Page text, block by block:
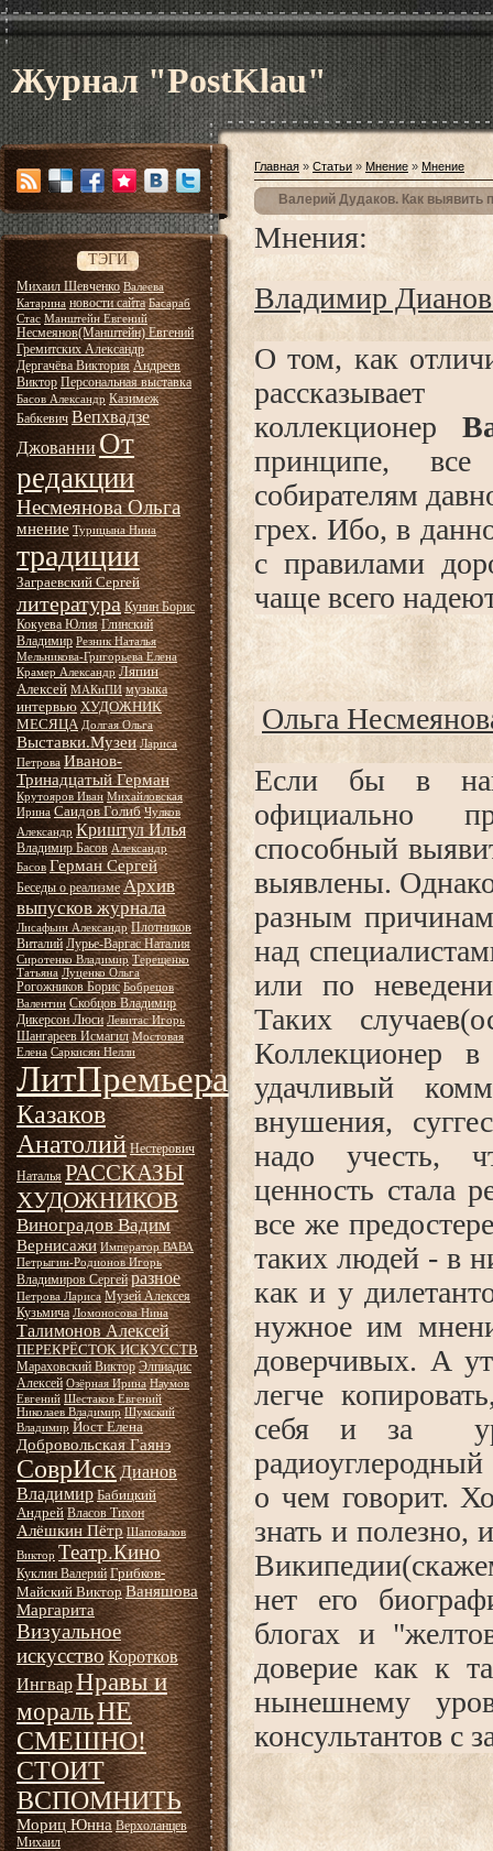
Журнал "PostKlau"
ТЭГИ
Михаил Шевченко Валеева
Катарина новости сайта Басараб
Стас Манштейн Евгений
Несмеянов(Манштейн) Евгений
Гремитских Александр
Дергачёва Виктория Андреев
Виктор Персональная выставка
Басов Александр Казимеж
Бабкевич Вепхвадзе
Джованни От
редакции
Несмеянова Ольга
мнение Турицына Нина
традиции
Заграевский Сергей
литература Кунин Борис
Кокуева Юлия Глинский
Владимир Резник Наталья
Мельникова-Григорьева Елена
Крамер Александр Ляпин
Алексей МАКиПИ музыка
интервью ХУДОЖНИК
МЕСЯЦА Долгая Ольга
Выставки.Музеи Лариса
Петрова Иванов-
Тринадцатый Герман
Крутояров Иван Михайловская
Ирина Саидов Голиб Чулков
Александр Криштул Илья
Владимир Басов Александр
Басов Герман Сергей
Беседы о реализме Архив
выпусков журнала
Лисафьин Александр Плотников
Виталий Лурье-Варгас Наталия
Сиротенко Владимир Терещенко
Татьяна Луценко Ольга
Рогожников Борис Бобрецов
Валентин Скобцов Владимир
Дикерсон Люси Левитас Игорь
Шангареев Исмагил Мостовая
Елена Саркисян Нелли
ЛитПремьера
Казаков
Анатолий Нестерович
Наталья РАССКАЗЫ
ХУДОЖНИКОВ
Виноградов Вадим
Вернисажи Император ВАВА
Петрыгин-Родионов Игорь
Владимиров Сергей разное
Петрова Лариса Музей Алексея
Кузьмича Ломоносова Нина
Талимонов Алексей
ПЕРЕКРЁСТОК ИСКУССТВ
Мараховский Виктор Элпиадис
Алексей Озёрная Ирина Наумов
Евгений Шестаков Евгений
Николаев Владимир Шумский
Владимир Йост Елена
Добровольская Гаянэ
СоврИскДианов
Владимир Бабицкий
Андрей Власов Тихон
Алёшкин Пётр Шаповалов
Виктор Театр.Кино
Куклин Валерий Грибков-
Майский Виктор Ваняшова
Маргарита
Визуальное
искусствоКоротков
ИнгварНравы и
моральНЕ
СМЕШНО!
СТОИТ
ВСПОМНИТЬ
Мориц Юнна Верхоланцев
Михаил
Главная » Статьи » Мнение » Мнение
Валерий Дудаков. Как выявить
Мнения:
Владимир
О том, как
коллекционер
принципе,
собирателям
грех. Ибо, в
с правилами
чаще всего
Ольга
Если бы в
официально
способный
выявлены.
разным
над
или по
Таких
Коллекционер
удачливый
внушения,
надо учесть,
ценность стала
все же
таких людей - в
как и у
нужное им
доверчивых. А
легче
себя и за
о чем говорит.
знать и полезно,
нет его
блогах и
доверие как к
нынешнему
консультантов с